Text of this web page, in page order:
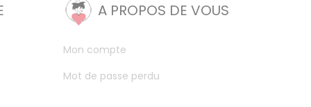
A PROPOS DE VOUS
Mon compte
Mot de passe perdu